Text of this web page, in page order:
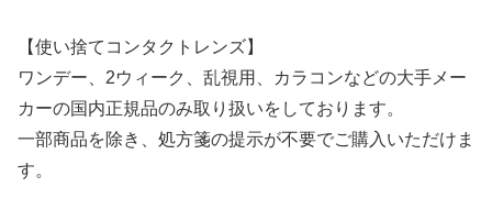
【使い捨てコンタクトレンズ】
ワンデー、2ウィーク、乱視用、カラコンなどの大手メー
カーの国内正規品のみ取り扱いをしております。
一部商品を除き、処方箋の提示が不要でご購入いただけま
す。